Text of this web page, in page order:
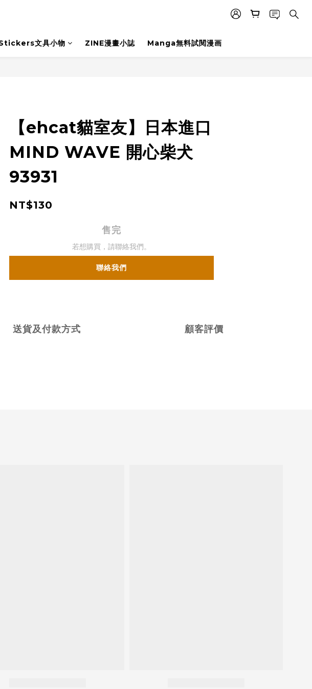
文具小物 ZINE漫畫小誌 Manga無料試閱漫画
【ehcat貓室友】日本進口
MIND WAVE 開心柴犬
93931
NT$130
售完
若想購買，請聯絡我們。
聯絡我們
送貨及付款方式 顧客評價